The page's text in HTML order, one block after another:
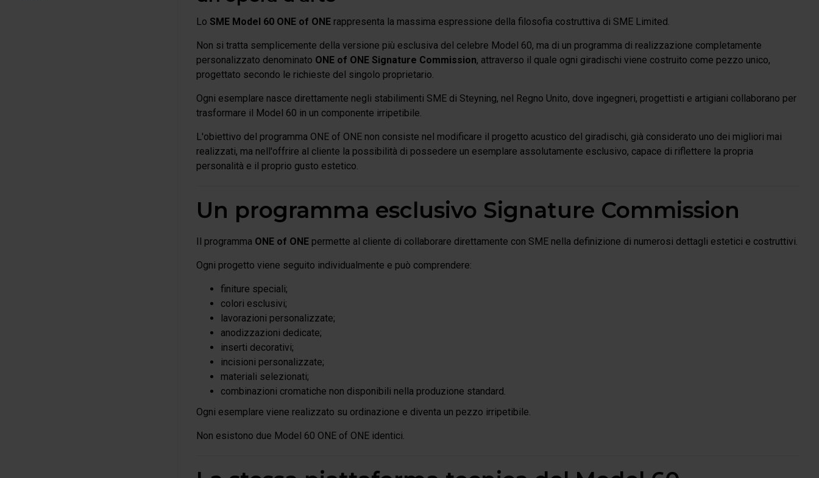
Lo SME Model 60 ONE of ONE rappresenta la massima espressione della filosofia costruttiva di SME Limited.
Non si tratta semplicemente della versione più esclusiva del celebre Model 60, ma di un programma di realizzazione completamente
personalizzato denominato ONE of ONE Signature Commission, attraverso il quale ogni giradischi viene costruito come pezzo unico,
progettato secondo le richieste del singolo proprietario.
Ogni esemplare nasce direttamente negli stabilimenti SME di Steyning, nel Regno Unito, dove ingegneri, progettisti e artigiani collaborano per
trasformare il Model 60 in un componente irripetibile.
L'obiettivo del programma ONE of ONE non consiste nel modificare il progetto acustico del giradischi, già considerato uno dei migliori mai
realizzati, ma nell'offrire al cliente la possibilità di possedere un esemplare assolutamente esclusivo, capace di riflettere la propria
personalità e il proprio gusto estetico.
Un programma esclusivo Signature Commission
Il programma ONE of ONE permette al cliente di collaborare direttamente con SME nella definizione di numerosi dettagli estetici e costruttivi.
Ogni progetto viene seguito individualmente e può comprendere:
finiture speciali;
colori esclusivi;
lavorazioni personalizzate;
anodizzazioni dedicate;
inserti decorativi;
incisioni personalizzate;
materiali selezionati;
combinazioni cromatiche non disponibili nella produzione standard.
Ogni esemplare viene realizzato su ordinazione e diventa un pezzo irripetibile.
Non esistono due Model 60 ONE of ONE identici.